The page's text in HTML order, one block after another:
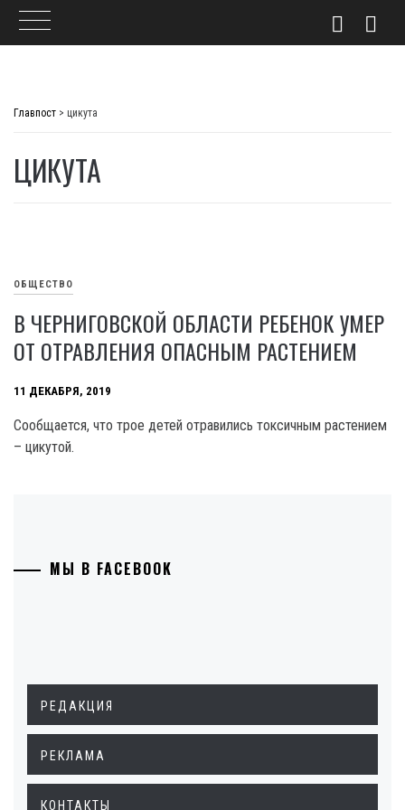
Главпост > цикута
ЦИКУТА
ОБЩЕСТВО
В ЧЕРНИГОВСКОЙ ОБЛАСТИ РЕБЕНОК УМЕР
ОТ ОТРАВЛЕНИЯ ОПАСНЫМ РАСТЕНИЕМ
11 ДЕКАБРЯ, 2019
Сообщается, что трое детей отравились токсичным растением
– цикутой.
МЫ В FACEBOOK
РЕДАКЦИЯ
РЕКЛАМА
КОНТАКТЫ